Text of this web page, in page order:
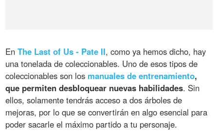
EnThe Last of Us - Pate II, como ya hemos dicho, hay
una tonelada de coleccionables. Uno de esos tipos de
coleccionables son los manuales de entrenamiento,
que permiten desbloquear nuevas habilidades. Sin
ellos, solamente tendrás acceso a dos árboles de
mejoras, por lo que se convertirán en algo esencial para
poder sacarle el máximo partido a tu personaje.